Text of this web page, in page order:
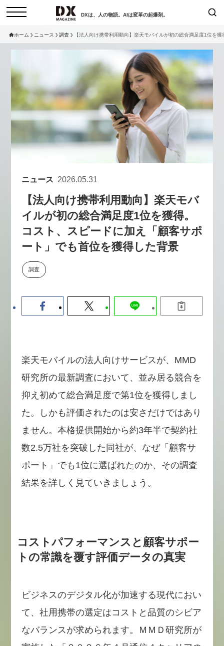
DXは、人の物語。AIは変革の起爆剤。
インタビュー
セミナー ニュース
サービスメニュー 日本オムニチャネル協会
トップページ
特集
動画
サイトマップ
お問い合わせ
個人情報保護法について
採用情報
検索
現在開催予定のセミナー
非公開: 【8/6開催】AIエージェン
ト時代、日本企業は何から始める
新潮流から学ぶ〜
セミナー
【8/12開催】「イノベーションを
数値化する」～投資される事業の
基準と、終活DX「SouSou」に
学ぶ資金調達・巻き込みのリアル
ホーム ニュース 調査 【法人向け携帯利用動向】楽天モバイルが初の総合満足度1位を
ニュース 2026.05.31
【法人向け携帯利用動向】楽天モバ
イルが初の総合満足度1位を獲得。
コスト、スピードに加え「顧客サポ
ート」でも首位を獲得した背景
調査
楽天モバイルの法人向けサービスが、MMD
研究所の最新調査において、並み居る競合を
抑え初めて総合満足度で第1位を獲得しまし
た。しかも評価されたのは安さだけではあり
ません。本格提供開始から約3年半で契約社
数2.5万社を突破した同社が、なぜ「顧客サ
ポート」でも1位に選ばれたのか、その調査
結果を詳しく見ていきましょう。
コストパフォーマンスと顧客サポー
トの常識を覆す評価データの真実
ビジネスのデジタル化が加速する現代におい
て、社用携帯の選定はコストと品質のシビア
なバランスが求められます。ＭＭＤ研究所が